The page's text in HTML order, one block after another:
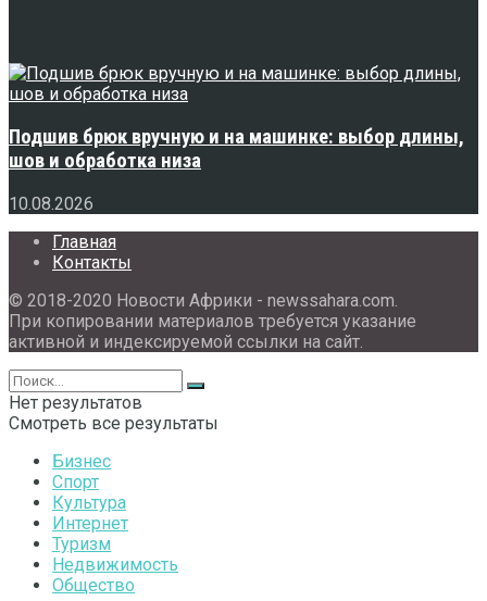
Подшив брюк вручную и на машинке: выбор длины,
шов и обработка низа
10.08.2026
Главная
Контакты
© 2018-2020 Новости Африки - newssahara.com.
При копировании материалов требуется указание
активной и индексируемой ссылки на сайт.
Нет результатов
Смотреть все результаты
Бизнес
Спорт
Культура
Интернет
Туризм
Недвижимость
Общество